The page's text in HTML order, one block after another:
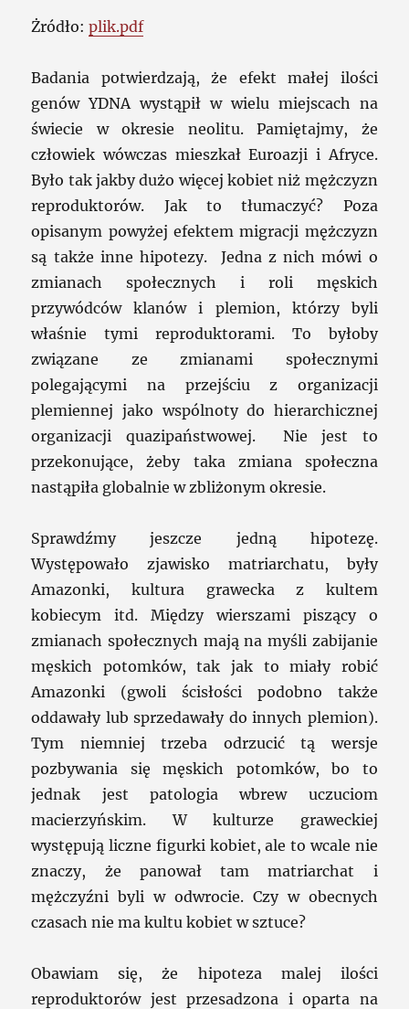
Żródło:plik.pdf
Badania potwierdzają, że efekt małej ilości
genów YDNA wystąpił w wielu miejscach na
świecie w okresie neolitu. Pamiętajmy, że
człowiek wówczas mieszkał Euroazji i Afryce.
Było tak jakby dużo więcej kobiet niż mężczyzn
reproduktorów. Jak to tłumaczyć? Poza
opisanym powyżej efektem migracji mężczyzn
są także inne hipotezy. Jedna z nich mówi o
zmianach społecznych i roli męskich
przywódców klanów i plemion, którzy byli
właśnie tymi reproduktorami. To byłoby
związane ze zmianami społecznymi
polegającymi na przejściu z organizacji
plemiennej jako wspólnoty do hierarchicznej
organizacji quazipaństwowej. Nie jest to
przekonujące, żeby taka zmiana społeczna
nastąpiła globalnie w zbliżonym okresie.
Sprawdźmy jeszcze jedną hipotezę.
Występowało zjawisko matriarchatu, były
Amazonki, kultura grawecka z kultem
kobiecym itd. Między wierszami piszący o
zmianach społecznych mają na myśli zabijanie
męskich potomków, tak jak to miały robić
Amazonki (gwoli ścisłości podobno także
oddawały lub sprzedawały do innych plemion).
Tym niemniej trzeba odrzucić tą wersje
pozbywania się męskich potomków, bo to
jednak jest patologia wbrew uczuciom
macierzyńskim. W kulturze graweckiej
występują liczne figurki kobiet, ale to wcale nie
znaczy, że panował tam matriarchat i
mężczyźni byli w odwrocie. Czy w obecnych
czasach nie ma kultu kobiet w sztuce?
Obawiam się, że hipoteza malej ilości
reproduktorów jest przesadzona i oparta na